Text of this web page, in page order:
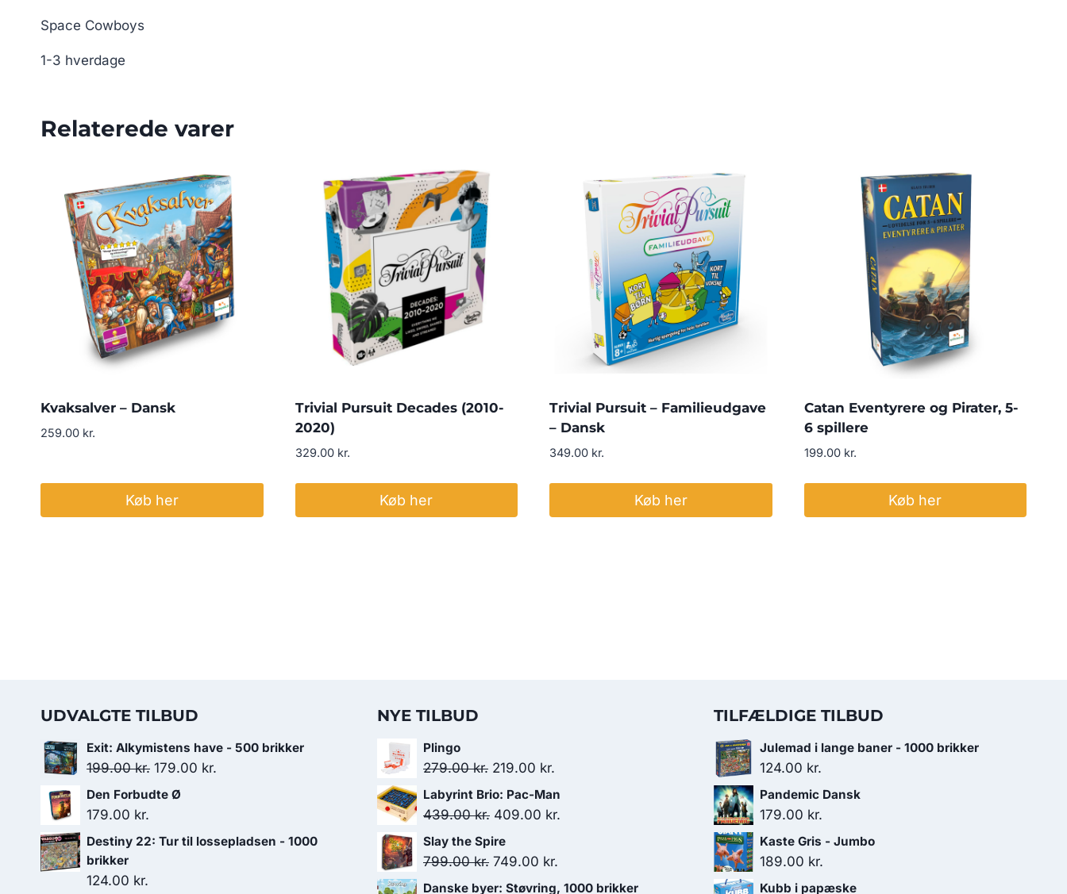
Space Cowboys
1-3 hverdage
Relaterede varer
Kvaksalver – Dansk
259.00 kr.
Køb her
Trivial Pursuit Decades (2010-
2020)
329.00 kr.
Køb her
Trivial Pursuit – Familieudgave
– Dansk
349.00 kr.
Køb her
Catan Eventyrere og Pirater, 5-
6 spillere
199.00 kr.
Køb her
UDVALGTE TILBUD
Exit: Alkymistens have - 500 brikker
199.00kr. Den
oprindelige
179.00 kr.
179.00 kr..
Den Forbudte Ø
179.00 kr.
Destiny 22: Tur til lossepladsen - 1000
brikker
124.00 kr.
NYE TILBUD
Plingo
279.00kr. Den
oprindelige
pris
279.00 kr..
219.00 kr.
aktuelle
pris
Labyrint Brio: Pac-Man
439.00kr. Den
oprindelige
pris
409.00 kr.
Slay the Spire
799.00kr. Den
oprindelige
749.00 kr.
aktuelle
Danske byer: Støvring, 1000 brikker
TILFÆLDIGE TILBUD
Julemad i lange baner - 1000 brikker
124.00 kr.
Pandemic Dansk
179.00 kr.
Kaste Gris - Jumbo
189.00 kr.
Kubb i papæske